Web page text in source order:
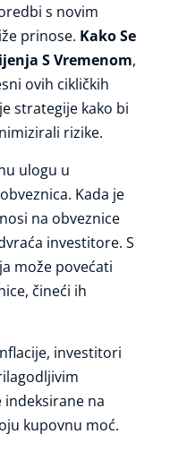
s novim
prinose. Kako Se
S Vremenom,
ovih cikličkih
strategije kako bi
rizike.
ulogu u
Kada je
na obveznice
investitore. S
može povećati
čineći ih
investitori
na
kupovnu moć.